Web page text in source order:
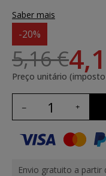
Saber mais
-20%
5,16 €
Preço unitário
Envio gratuito a partir